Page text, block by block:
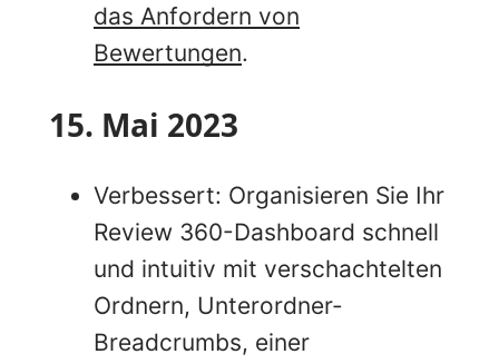
das Anfordern von
Bewertungen.
15. Mai 2023
Verbessert: Organisieren Sie Ihr
Review 360-Dashboard schnell
und intuitiv mit verschachtelten
Ordnern, Unterordner-
Breadcrumbs, einer